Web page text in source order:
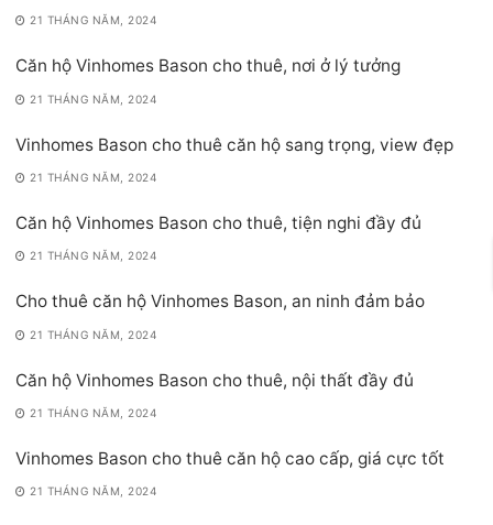
21 THÁNG NĂM, 2024
Căn hộ Vinhomes Bason cho thuê, nơi ở lý tưởng
21 THÁNG NĂM, 2024
Vinhomes Bason cho thuê căn hộ sang trọng, view đẹp
21 THÁNG NĂM, 2024
Căn hộ Vinhomes Bason cho thuê, tiện nghi đầy đủ
21 THÁNG NĂM, 2024
Cho thuê căn hộ Vinhomes Bason, an ninh đảm bảo
21 THÁNG NĂM, 2024
Căn hộ Vinhomes Bason cho thuê, nội thất đầy đủ
21 THÁNG NĂM, 2024
Vinhomes Bason cho thuê căn hộ cao cấp, giá cực tốt
21 THÁNG NĂM, 2024